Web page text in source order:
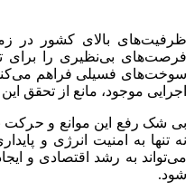
ظرفیت‌های بالای کشور در
فرصت‌های بی‌نظیری را برای
سوخت‌های فسیلی فراهم
اجرایی موجود، مانع از تحقق
بی شک رفع این موانع و حرکت
نه تنها به امنیت انرژی و
می‌تواند به رشد اقتصادی و
شود.